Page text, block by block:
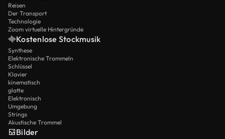
Reisen
Der Transport
Technologie
Zoom virtuelle Hintergründe
Kostenlose Stockmusik
Synthese
Elektronische Trommeln
Schlüssel
Klavier
kinematisch
glatte
Elektronisch
Umgebung
Strings
Akustische Trommel
Bilder